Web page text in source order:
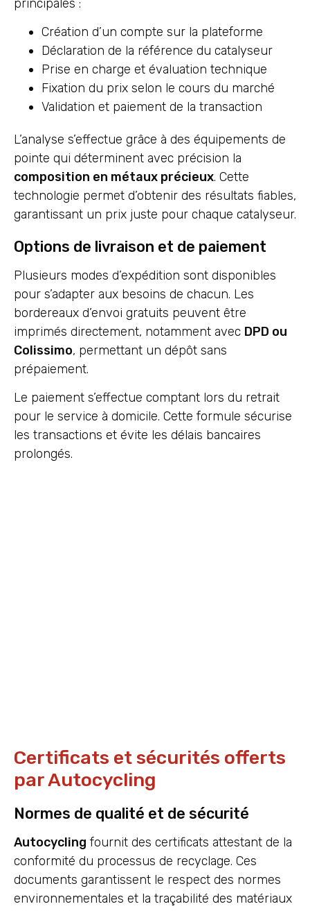
principales :
Création d’un compte sur la plateforme
Déclaration de la référence du catalyseur
Prise en charge et évaluation technique
Fixation du prix selon le cours du marché
Validation et paiement de la transaction
L’analyse s’effectue grâce à des équipements de
pointe qui déterminent avec précision la
composition en métaux précieux. Cette
technologie permet d’obtenir des résultats fiables,
garantissant un prix juste pour chaque catalyseur.
Options de livraison et de paiement
Plusieurs modes d’expédition sont disponibles
pour s’adapter aux besoins de chacun. Les
bordereaux d’envoi gratuits peuvent être
imprimés directement, notamment avec DPD ou
Colissimo, permettant un dépôt sans
prépaiement.
Le paiement s’effectue comptant lors du retrait
pour le service à domicile. Cette formule sécurise
les transactions et évite les délais bancaires
prolongés.
Certificats et sécurités offerts
par Autocycling
Normes de qualité et de sécurité
Autocycling fournit des certificats attestant de la
conformité du processus de recyclage. Ces
documents garantissent le respect des normes
environnementales et la traçabilité des matériaux